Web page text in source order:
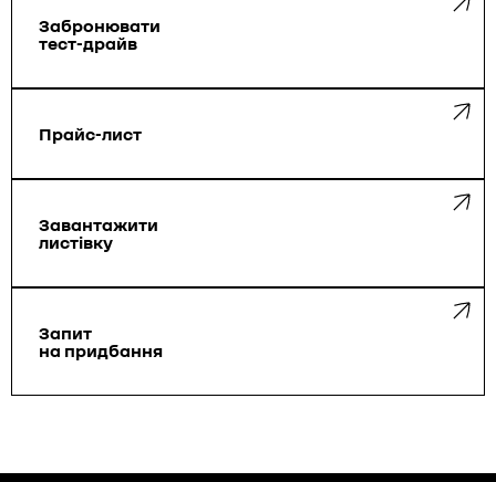
Забронювати
тест-драйв
Прайс-лист
Завантажити
листівку
Запит
на придбання